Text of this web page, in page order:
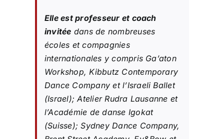
Elle est professeur et coach
invitée dans de nombreuses
écoles et compagnies
internationales y compris Ga’aton
Workshop, Kibbutz Contemporary
Dance Company et l’Israeli Ballet
(Israel); Atelier Rudra Lausanne et
l’Académie de danse Igokat
(Suisse); Sydney Dance Company,